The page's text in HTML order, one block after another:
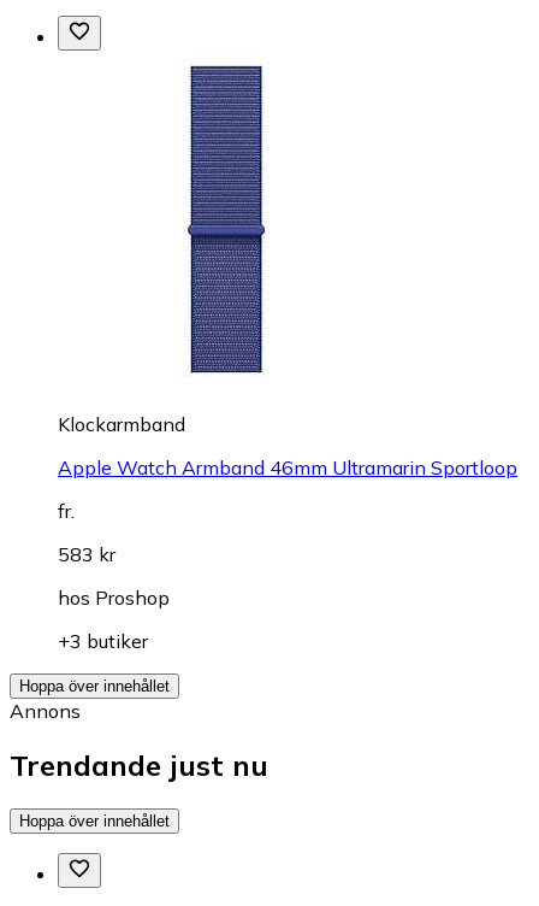
Klockarmband
Apple Watch Armband 46mm Ultramarin Sportloop
fr.
583 kr
hos Proshop
+3 butiker
Hoppa över innehållet
Annons
Trendande just nu
Hoppa över innehållet